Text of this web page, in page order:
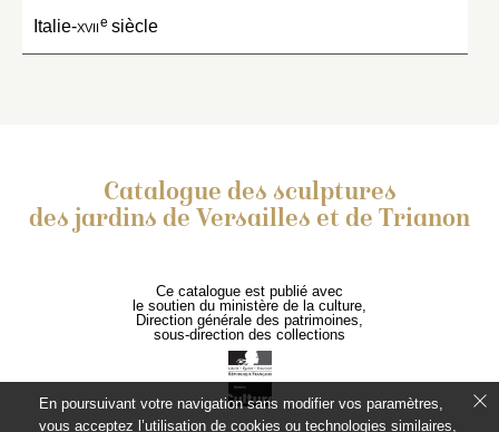
Italie-xviie siècle
Catalogue des sculptures
des jardins de Versailles et de Trianon
Ce catalogue est publié avec
le soutien du ministère de la culture,
Direction générale des patrimoines,
sous-direction des collections
En poursuivant votre navigation sans modifier vos paramètres,
vous acceptez l’utilisation de cookies ou technologies similaires,